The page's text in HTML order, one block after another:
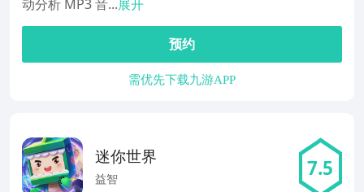
动分析 MP3 音...展开
预约
需优先下载九游APP
迷你世界
益智 7.5